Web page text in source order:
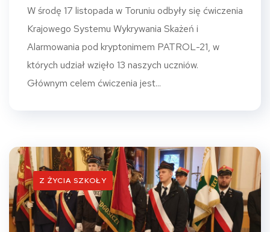
W środę 17 listopada w Toruniu odbyły się ćwiczenia
Krajowego Systemu Wykrywania Skażeń i
Alarmowania pod kryptonimem PATROL-21, w
których udział wzięło 13 naszych uczniów.
Głównym celem ćwiczenia jest...
Z ŻYCIA SZKOŁY